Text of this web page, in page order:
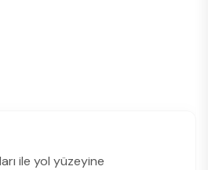
ile yol yüzeyine